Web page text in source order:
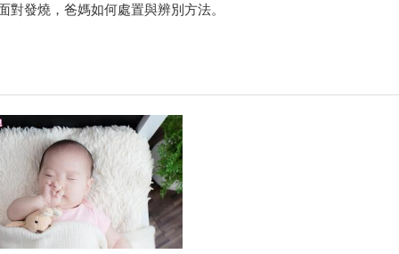
發燒，爸媽如何處置與辨別方法。